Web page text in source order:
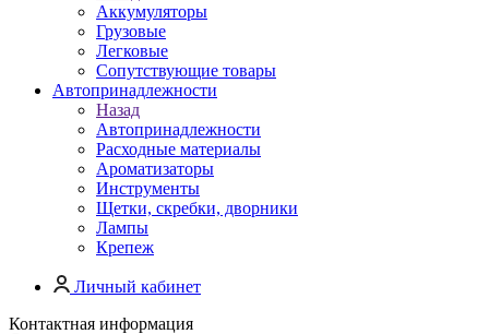
Аккумуляторы
Грузовые
Легковые
Сопутствующие товары
Автопринадлежности
Назад
Автопринадлежности
Расходные материалы
Ароматизаторы
Инструменты
Щетки, скребки, дворники
Лампы
Крепеж
Личный кабинет
Контактная информация